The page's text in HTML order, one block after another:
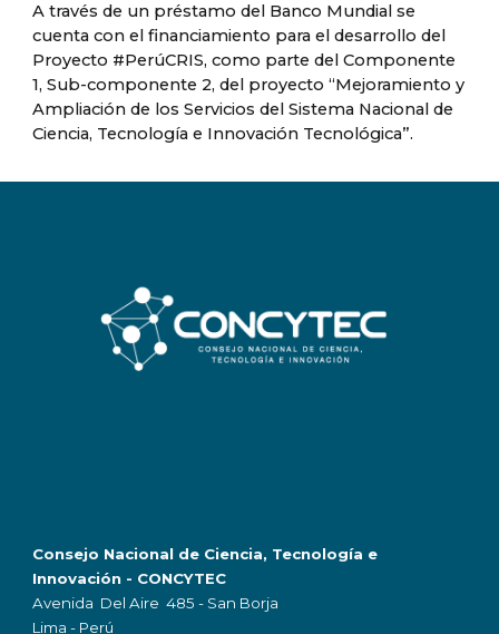
A través de un préstamo del Banco Mundial se
cuenta con el financiamiento para el desarrollo del
Proyecto #PerúCRIS, como parte del Componente
1, Sub-componente 2, del proyecto “Mejoramiento y
Ampliación de los Servicios del Sistema Nacional de
Ciencia, Tecnología e Innovación Tecnológica”.
Consejo Nacional de Ciencia, Tecnología e
Innovación - CONCYTEC
Avenida Del Aire 485 - San Borja
Lima - Perú